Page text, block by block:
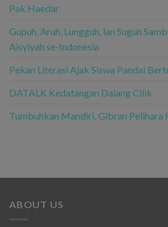
Pak Haedar
Gupuh, Aruh, Lungguh, lan Suguh
Aisyiyah se-Indonesia
Pekan Literasi Ajak Siswa Pandai
DATALK Kedatangan Dalang Cilik
Tumbuhkan Mandiri, Gibran Pelihara
ABOUT US